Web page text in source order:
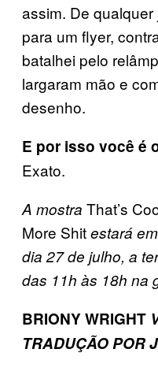
assim. De
para um flyer,
batalhei pelo
largaram mão e
desenho.
E por isso você é
Exato.
A mostra That’s
More Shitestará
dia 27 de julho, a
das 11h às 18h na
BRIONY WRIGHT
TRADUÇÃO POR